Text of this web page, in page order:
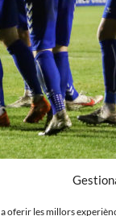
oferir les millors